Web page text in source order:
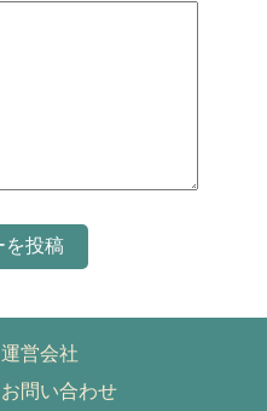
運営会社
お問い合わせ